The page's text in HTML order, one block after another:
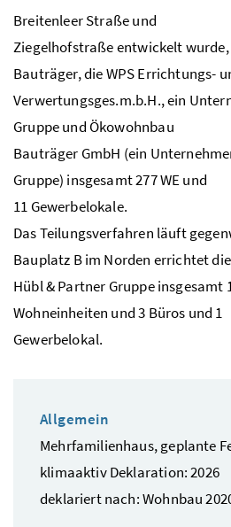
Breitenleer Straße und
Ziegelhofstraße entwickelt
Bauträger, die WPS Errichtungs-
Verwertungsges.m.b.H., ein
Gruppe und Ökowohnbau
Bauträger GmbH (ein
Gruppe) insgesamt 277 WE und
11 Gewerbelokale.
Das Teilungsverfahren läuft
Bauplatz B im Norden errichtet die
Hübl & Partner Gruppe insgesamt
Wohneinheiten und 3 Büros und 1
Gewerbelokal.
Allgemein
Mehrfamilienhaus, geplante
klimaaktiv Deklaration: 2026
deklariert nach: Wohnbau